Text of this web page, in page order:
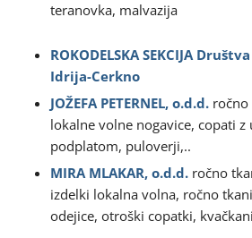
teranovka, malvazija
ROKODELSKA SEKCIJA
Idrija-Cerkno
JOŽEFA PETERNEL, o.d.d. ročno
lokalne volne nogavice, copati z
podplatom, puloverji,..
MIRA MLAKAR, o.d.d. ročno
izdelki lokalna volna, ročno
odejice, otroški copatki,